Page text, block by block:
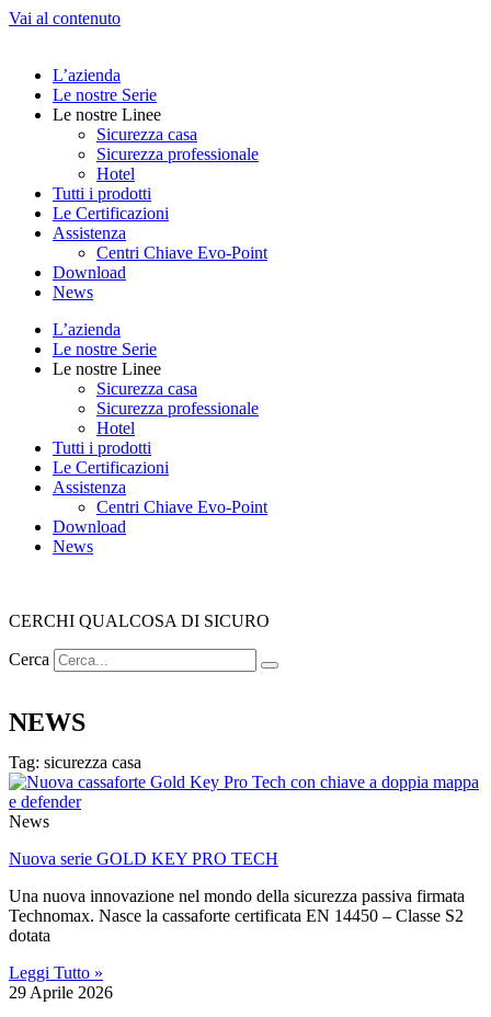
Vai al contenuto
L’azienda
Le nostre Serie
Le nostre Linee
Sicurezza casa
Sicurezza professionale
Hotel
Tutti i prodotti
Le Certificazioni
Assistenza
Centri Chiave Evo-Point
Download
News
L’azienda
Le nostre Serie
Le nostre Linee
Sicurezza casa
Sicurezza professionale
Hotel
Tutti i prodotti
Le Certificazioni
Assistenza
Centri Chiave Evo-Point
Download
News
CERCHI QUALCOSA DI SICURO
Cerca
NEWS
Tag: sicurezza casa
News
Nuova serie GOLD KEY PRO TECH
Una nuova innovazione nel mondo della sicurezza passiva firmata
Technomax. Nasce la cassaforte certificata EN 14450 – Classe S2
dotata
Leggi Tutto »
29 Aprile 2026